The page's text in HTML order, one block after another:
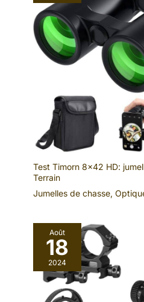
Test Timorn 8×42 HD:
Terrain
Jumelles de chasse,
Août
18
2024